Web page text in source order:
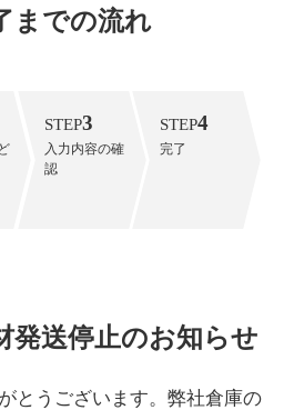
までの流れ
STEP3
入力内容の確
認
STEP4
完了
発送停止のお知らせ
とうございます。弊社倉庫の